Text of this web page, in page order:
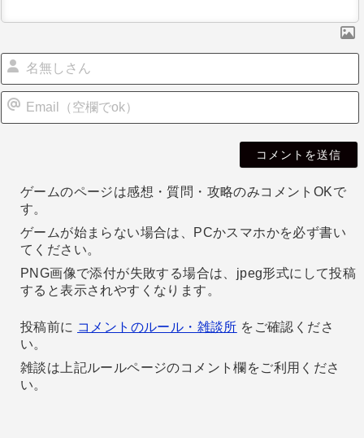
ゲームのページは感想・質問・攻略のみコメントOKで
す。
ゲームが始まらない場合は、PCかスマホかを必ず書い
てください。
PNG画像で添付が失敗する場合は、jpeg形式にして投稿
すると表示されやすくなります。
投稿前に コメントのルール・雑談所 をご確認くださ
い。
雑談は上記ルールページのコメント欄をご利用くださ
い。